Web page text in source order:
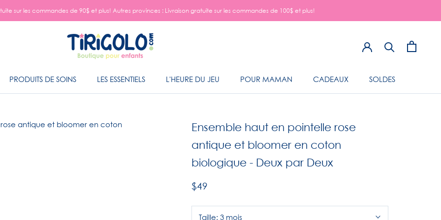
sur les commandes de 90$ et plus! Autres provinces : Livraison gratuite sur les commandes de 100$ et plus!
PRODUITS DE SOINS LES ESSENTIELS L'HEURE DU JEU POUR MAMAN CADEAUX SOLDES
Ensemble haut en pointelle rose
antique et bloomer en coton
biologique - Deux par Deux
$49
Taille: 3 mois